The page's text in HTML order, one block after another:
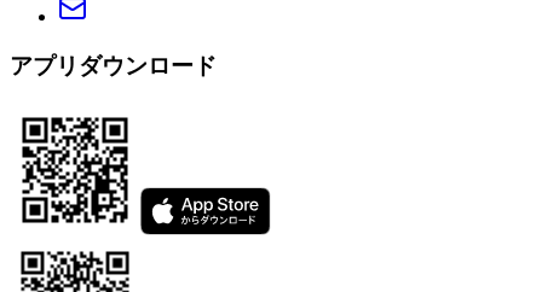
アプリダウンロード